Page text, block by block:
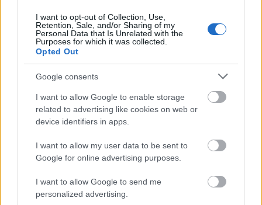
I want to opt-out of Collection, Use,
Retention, Sale, and/or Sharing of my
Personal Data that Is Unrelated with the
Purposes for which it was collected.
Opted Out
Google consents
I want to allow Google to enable storage
related to advertising like cookies on web or
device identifiers in apps.
I want to allow my user data to be sent to
Google for online advertising purposes.
I want to allow Google to send me
personalized advertising.